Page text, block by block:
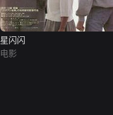
星闪闪
电影